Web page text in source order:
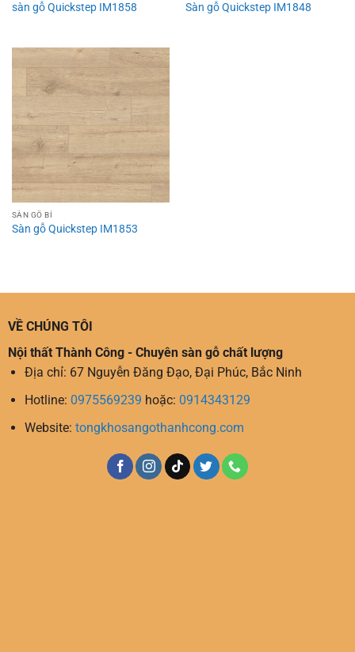
sàn gỗ Quickstep IM1858 Sàn gỗ Quickstep IM1848
SÀN GỖ BỈ
Sàn gỗ Quickstep IM1853
VỀ CHÚNG TÔI
Nội thất Thành Công - Chuyên sàn gỗ chất lượng
Địa chỉ: 67 Nguyễn Đăng Đạo, Đại Phúc, Bắc Ninh
Hotline: 0975569239 hoặc: 0914343129
Website: tongkhosangothanhcong.com